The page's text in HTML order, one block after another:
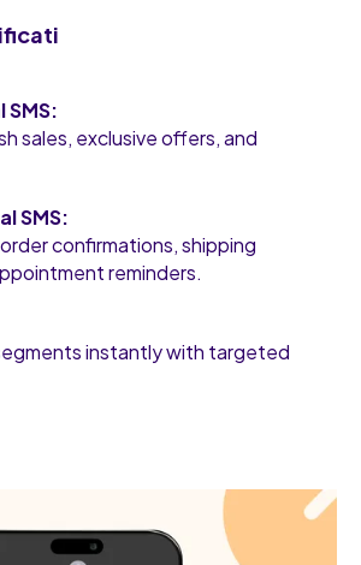
sales, exclusive offers, and
SMS:
confirmations, shipping
reminders.
instantly with targeted